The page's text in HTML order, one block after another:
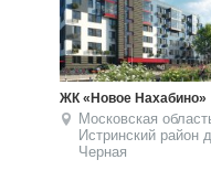
ЖК «Нахабино Ясное»
Московская область
Истринский район д
Черная